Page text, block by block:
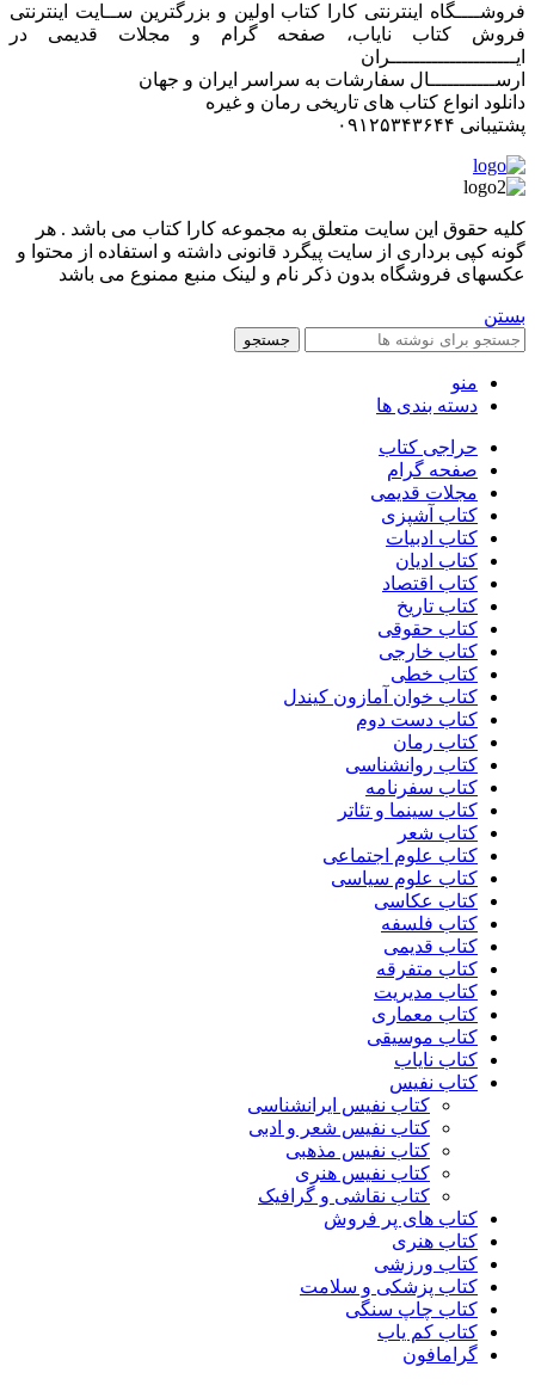
فروشــــگاه اینترنتی کارا کتاب اولین و بزرگترین ســایت اینترنتی
فروش کتاب نایاب، صفحه گرام و مجلات قدیمی در
ایـــــــــــــــــــــران
ارســـــــــــال سفارشات به سراسر ایران و جهان
دانلود انواع کتاب های تاریخی رمان و غیره
پشتیبانی ۰۹۱۲۵۳۴۳۶۴۴
کليه حقوق اين سايت متعلق به مجموعه کارا کتاب می باشد . هر
گونه کپی برداری از سایت پیگرد قانونی داشته و استفاده از محتوا و
عکسهای فروشگاه بدون ذکر نام و لینک منبع ممنوع می باشد
بستن
جستجو
منو
دسته بندی ها
حراجی کتاب
صفحه گرام
مجلات قدیمی
کتاب آشپزی
کتاب ادبیات
کتاب ادیان
کتاب اقتصاد
کتاب تاریخ
کتاب حقوقی
کتاب خارجی
کتاب خطی
کتاب خوان آمازون کیندل
کتاب دست دوم
کتاب رمان
کتاب روانشناسی
کتاب سفرنامه
کتاب سینما و تئاتر
کتاب شعر
کتاب علوم اجتماعی
کتاب علوم سیاسی
کتاب عکاسی
کتاب فلسفه
کتاب قدیمی
کتاب متفرقه
کتاب مدیریت
کتاب معماری
کتاب موسیقی
کتاب نایاب
کتاب نفیس
کتاب نفیس ایرانشناسی
کتاب نفیس شعر و ادبی
کتاب نفیس مذهبی
کتاب نفیس هنری
کتاب نقاشی و گرافیک
کتاب های پر فروش
کتاب هنری
کتاب ورزشی
کتاب پزشکی و سلامت
کتاب چاپ سنگی
کتاب کم یاب
گرامافون